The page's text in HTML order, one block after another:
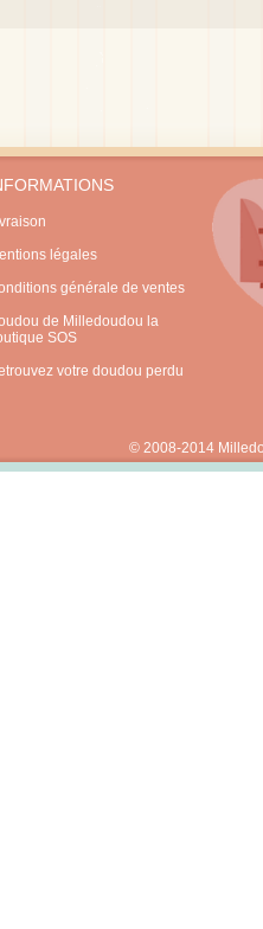
légales
générale de ventes
de Milledoudou la
SOS
votre doudou perdu
© 2008-2014